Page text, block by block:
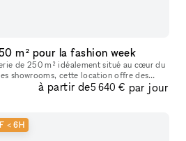
m² pour la fashion week
situé au cœur du
showrooms, cette location offre des
que de hauts plafonds, des
à partir de5 640 € par jour
< 6H